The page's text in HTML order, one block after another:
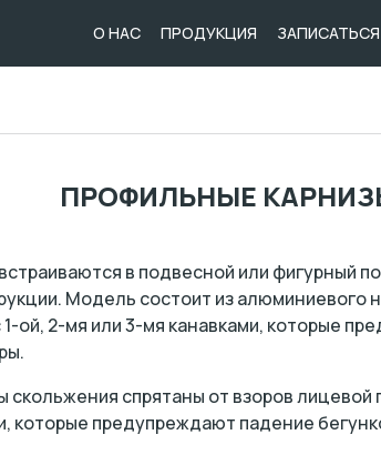
О НАС ПРОДУКЦИЯ
ПРОФИЛЬНЫЕ
в подвесной или фигурный
Модель состоит из алюминиевого
ой, 2-мя или 3-мя канавками, которые
скольжения спрятаны от взоров
которые предупреждают падение